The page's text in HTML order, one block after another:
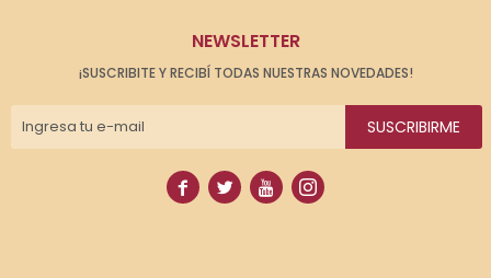
NEWSLETTER
¡SUSCRIBITE Y RECIBÍ TODAS NUESTRAS NOVEDADES!
SUSCRIBIRME
   